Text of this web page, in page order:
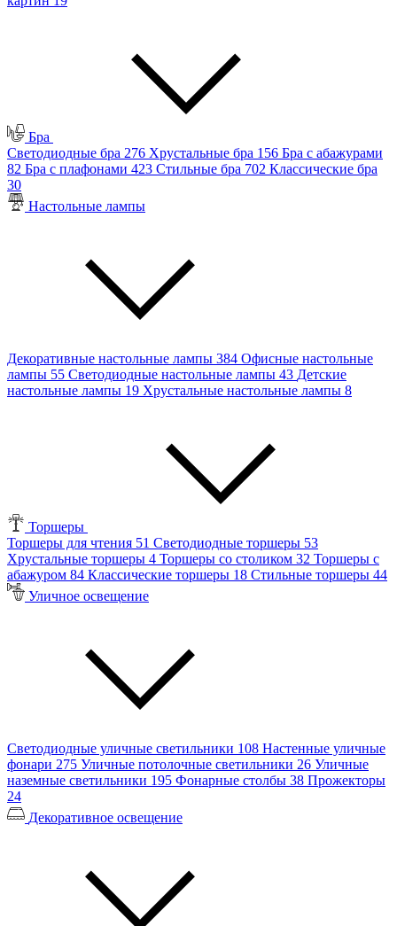
Бра
Светодиодные бра 276 Хрустальные бра 156 Бра с абажурами
82 Бра с плафонами 423 Стильные бра 702 Классические бра
30
Настольные лампы
Декоративные настольные лампы 384 Офисные настольные
лампы 55 Светодиодные настольные лампы 43 Детские
настольные лампы 19 Хрустальные настольные лампы 8
Торшеры
Торшеры для чтения 51 Светодиодные торшеры 53
Хрустальные торшеры 4 Торшеры со столиком 32 Торшеры с
абажуром 84 Классические торшеры 18 Стильные торшеры 44
Уличное освещение
Светодиодные уличные светильники 108 Настенные уличные
фонари 275 Уличные потолочные светильники 26 Уличные
наземные светильники 195 Фонарные столбы 38 Прожекторы
24
Декоративное освещение